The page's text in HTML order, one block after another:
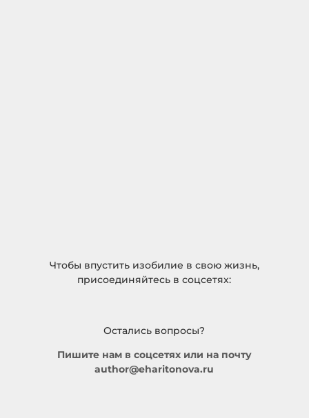
Чтобы впустить изобилие в свою жизнь,
присоединяйтесь в соцсетях:
Остались вопросы?
Пишите нам в соцсетях или на почту
author@eharitonova.ru